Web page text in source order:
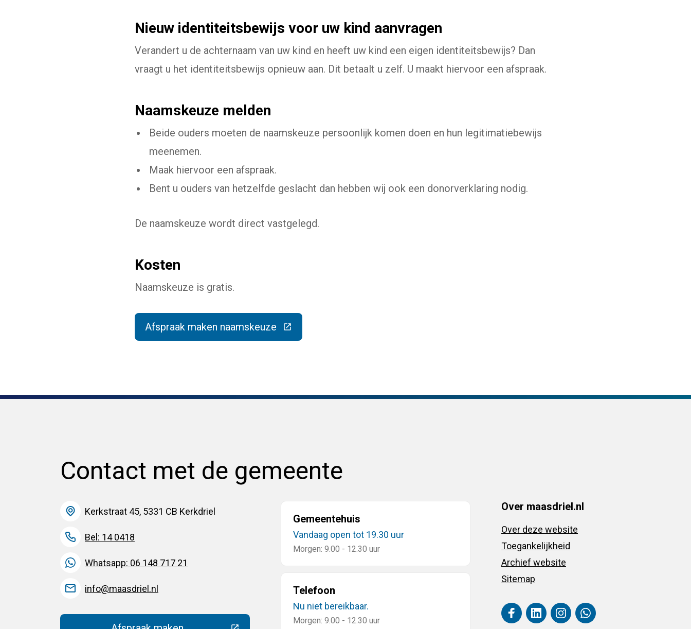
Nieuw identiteitsbewijs voor uw kind aanvragen
Verandert u de achternaam van uw kind en heeft uw kind een eigen identiteitsbewijs? Dan
vraagt u het identiteitsbewijs opnieuw aan. Dit betaalt u zelf. U maakt hiervoor een afspraak.
Naamskeuze melden
Beide ouders moeten de naamskeuze persoonlijk komen doen en hun legitimatiebewijs
meenemen.
Maak hiervoor een afspraak.
Bent u ouders van hetzelfde geslacht dan hebben wij ook een donorverklaring nodig.
De naamskeuze wordt direct vastgelegd.
Kosten
Naamskeuze is gratis.
Afspraak maken naamskeuze(Deze link gaat naar een externe website)
Contact met de gemeente
Kerkstraat 45, 5331 CB Kerkdriel
Bel: 14 0418
Whatsapp: 06 148 717 21
info@maasdriel.nl
Gemeentehuis
Vandaag open tot 19.30 uur
Morgen: 9.00 - 12.30 uur
Telefoon
Nu niet bereikbaar.
Morgen: 9.00 - 12.30 uur
Over maasdriel.nl
Over deze website
Toegankelijkheid
Archief website
Sitemap